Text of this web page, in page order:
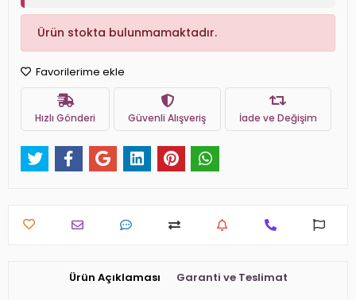
Ürün stokta bulunmamaktadır.
Favorilerime ekle
Hızlı Gönderi Güvenli Alışveriş İade ve Değişim
Ürün Açıklaması Garanti ve Teslimat